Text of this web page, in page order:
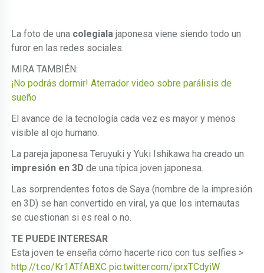
La foto de una colegiala japonesa viene siendo todo un
furor en las redes sociales.
MIRA TAMBIÉN:
¡No podrás dormir! Aterrador video sobre parálisis de
sueño
El avance de la tecnología cada vez es mayor y menos
visible al ojo humano.
La pareja japonesa Teruyuki y Yuki Ishikawa ha creado un
impresión en 3D de una típica joven japonesa.
Las sorprendentes fotos de Saya (nombre de la impresión
en 3D) se han convertido en viral, ya que los internautas
se cuestionan si es real o no.
TE PUEDE INTERESAR
Esta joven te enseña cómo hacerte rico con tus selfies >
http://t.co/Kr1ATfABXC pic.twitter.com/iprxTCdyiW